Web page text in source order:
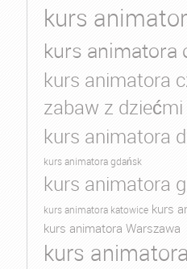
kurs
kurs animatora
kurs animatora
zabaw z dziećmi
kurs animatora
kurs animatora gdańsk
kurs animatora
kurs animatora katowice kurs
kurs animatora Warszawa
kurs